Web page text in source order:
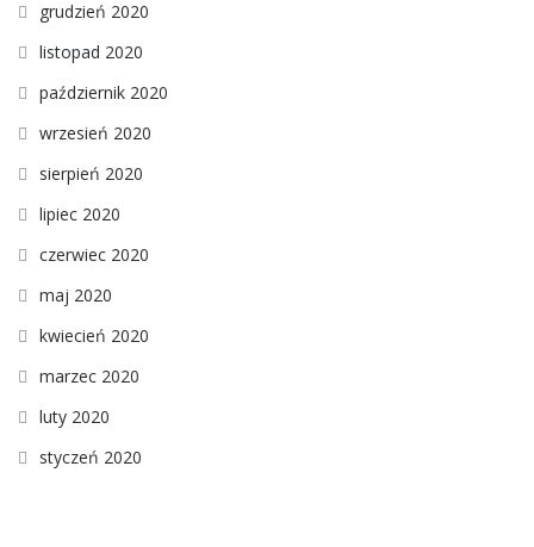
grudzień 2020
listopad 2020
październik 2020
wrzesień 2020
sierpień 2020
lipiec 2020
czerwiec 2020
maj 2020
kwiecień 2020
marzec 2020
luty 2020
styczeń 2020